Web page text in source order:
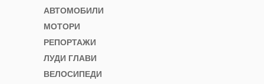
АВТОМОБИЛИ
МОТОРИ
РЕПОРТАЖИ
ЛУДИ ГЛАВИ
ВЕЛОСИПЕДИ